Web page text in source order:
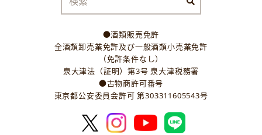
●酒類販売免許
全酒類卸売業免許及び一般酒類小売業免許
（免許条件なし）
泉大津法（証明）第3号 泉大津税務署
●古物商許可番号
東京都公安委員会許可 第303311605543号